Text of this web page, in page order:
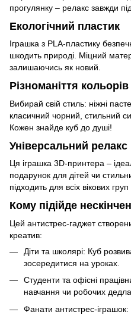
прогулянку – релакс завжди
Екологічний пластик
Іграшка з PLA-пластику
шкодить природі. Міцний
залишаючись як новий.
Різноманіття кольорів
Вибирай свій стиль: ніжні
класичний чорний, стильний
Кожен знайде куб до душі!
Універсальний релакс
Ця іграшка 3D-принтера –
подарунок для дітей чи
підходить для всіх вікових
Кому підійде
Цей антистрес-гаджет
креатив:
Діти та школярі: Куб
зосередитися на уроках.
Студенти та офісні
навчання чи робочих
Фанати антистрес-